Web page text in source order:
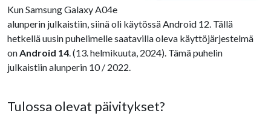
Kun Samsung Galaxy A04e
alunperin julkaistiin, siinä oli käytössä Android 12. Tällä
hetkellä uusin puhelimelle saatavilla oleva käyttöjärjestelmä
onAndroid 14. (13. helmikuuta, 2024). Tämä puhelin
julkaistiin alunperin 10 / 2022.
Tulossa olevat päivitykset?